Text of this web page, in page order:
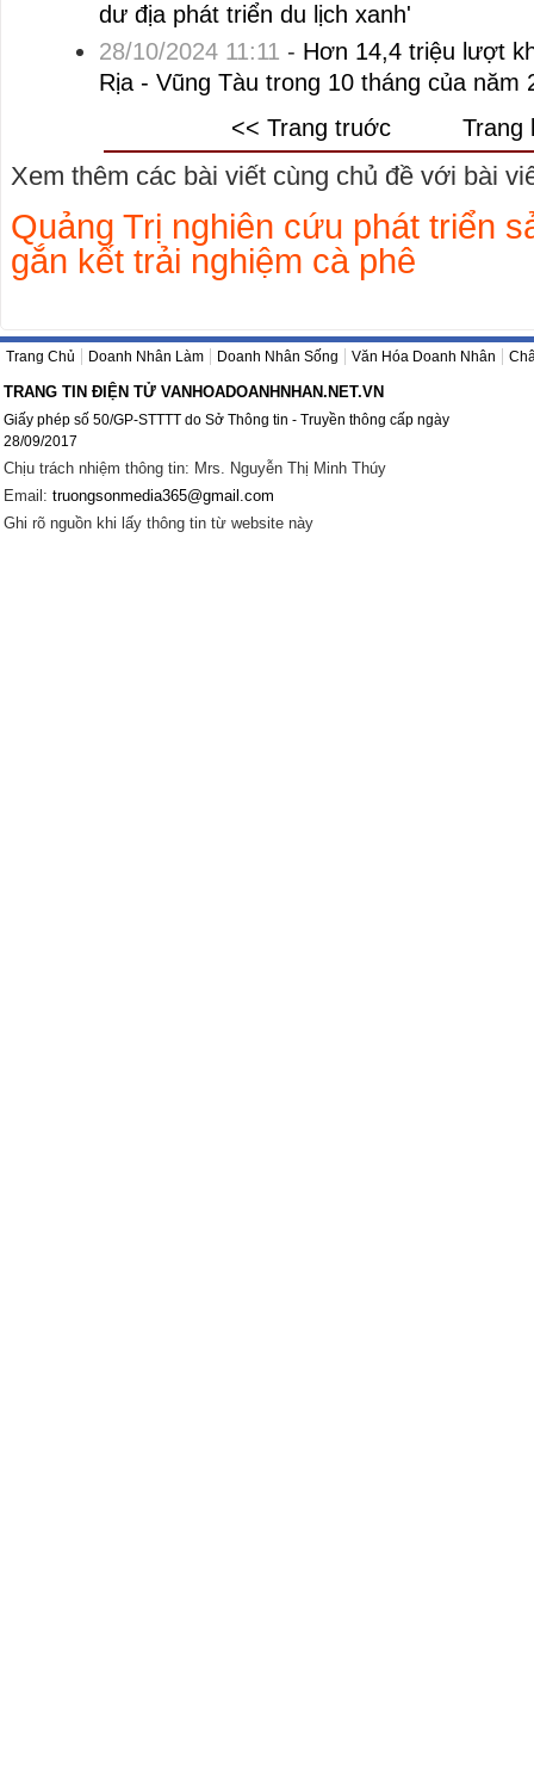
dư địa phát triển du lịch xanh'
28/10/2024 11:11 - Hơn 14,4 triệu lượt
Rịa - Vũng Tàu trong 10 tháng của năm
<< Trang truớc
Trang
Xem thêm các bài viết cùng chủ đề với bài
Quảng Trị nghiên cứu phát triển
gắn kết trải nghiệm cà phê
Trang Chủ Doanh Nhân Làm Doanh Nhân Sống Văn Hóa Doanh Nhân
TRANG TIN ĐIỆN TỬ VANHOADOANHNHAN.NET.VN
Giấy phép số 50/GP-STTTT do Sở Thông tin - Truyền thông cấp ngày
28/09/2017
Chịu trách nhiệm thông tin: Mrs. Nguyễn Thị Minh Thúy
Email: truongsonmedia365@gmail.com
Ghi rõ nguồn khi lấy thông tin từ website này